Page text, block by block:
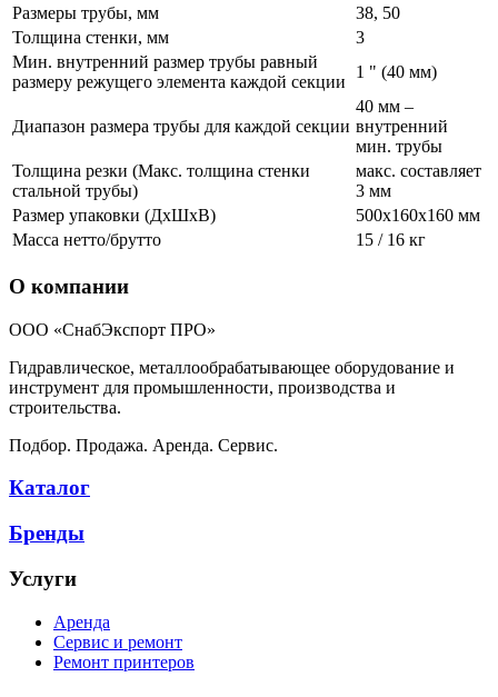
Размеры трубы, мм
38, 50
Толщина стенки, мм
3
Мин. внутренний размер трубы равный
размеру режущего элемента каждой секции
1 " (40 мм)
Диапазон размера трубы для каждой секции
40 мм –
внутренний
мин. трубы
Толщина резки (Макс. толщина стенки
стальной трубы)
макс. составляет
3 мм
Размер упаковки (ДхШхВ)
500х160х160 мм
Масса нетто/брутто
15 / 16 кг
О компании
ООО «СнабЭкспорт ПРО»
Гидравлическое, металлообрабатывающее оборудование и
инструмент для промышленности, производства и
строительства.
Подбор. Продажа. Аренда. Сервис.
Каталог
Бренды
Услуги
Аренда
Сервис и ремонт
Ремонт принтеров